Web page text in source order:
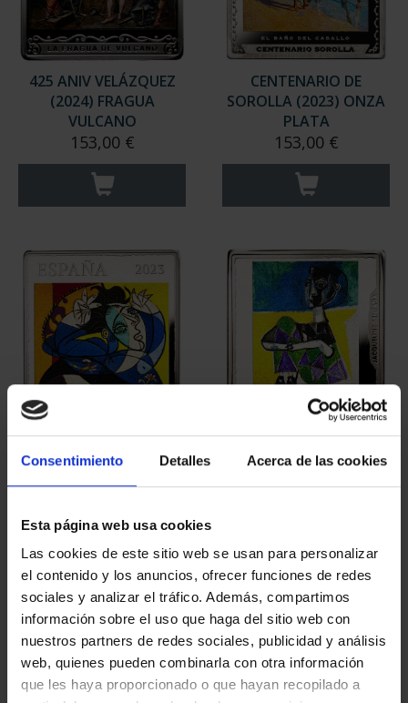
Consentimiento Detalles Acerca de las cookies
Esta página web usa cookies
Las cookies de este sitio web se usan para personalizar
el contenido y los anuncios, ofrecer funciones de redes
sociales y analizar el tráfico. Además, compartimos
información sobre el uso que haga del sitio web con
nuestros partners de redes sociales, publicidad y análisis
web, quienes pueden combinarla con otra información
que les haya proporcionado o que hayan recopilado a
425 ANIV VELÁZQUEZ
(2024) FRAGUA
VULCANO
153,00 €
CENTENARIO DE
SOROLLA (2023) ONZA
PLATA
153,00 €
BR...
575,00 €
163,00 €